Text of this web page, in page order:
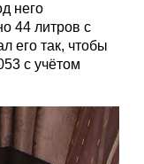
него
44 литров с
его так, чтобы
с учётом